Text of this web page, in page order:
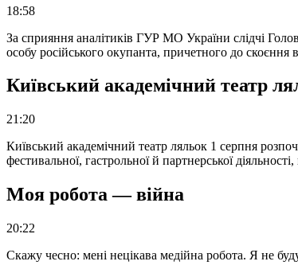
18:58
За сприяння аналітиків ГУР МО України слідчі
особу російського окупанта, причетного до
Київський академічний театр
21:20
Київський академічний театр ляльок 1 серпня
фестивальної, гастрольної й партнерської
Моя робота — війна
20:22
Скажу чесно: мені нецікава медійна робота. Я не